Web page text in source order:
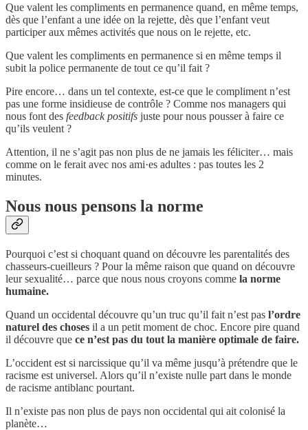
Que valent les compliments en permanence quand, en même temps,
dès que l’enfant a une idée on la rejette, dès que l’enfant veut
participer aux mêmes activités que nous on le rejette, etc.
Que valent les compliments en permanence si en même temps il
subit la police permanente de tout ce qu’il fait ?
Pire encore… dans un tel contexte, est-ce que le compliment n’est
pas une forme insidieuse de contrôle ? Comme nos managers qui
nous font des feedback positifs juste pour nous pousser à faire ce
qu’ils veulent ?
Attention, il ne s’agit pas non plus de ne jamais les féliciter… mais
comme on le ferait avec nos ami·es adultes : pas toutes les 2
minutes.
Nous nous pensons la norme
Pourquoi c’est si choquant quand on découvre les parentalités des
chasseurs-cueilleurs ? Pour la même raison que quand on découvre
leur sexualité… parce que nous nous croyons comme la norme
humaine.
Quand un occidental découvre qu’un truc qu’il fait n’est pas l’ordre
naturel des choses il a un petit moment de choc. Encore pire quand
il découvre que ce n’est pas du tout la manière optimale de faire.
L’occident est si narcissique qu’il va même jusqu’à prétendre que le
racisme est universel. Alors qu’il n’existe nulle part dans le monde
de racisme antiblanc pourtant.
Il n’existe pas non plus de pays non occidental qui ait colonisé la
planète…